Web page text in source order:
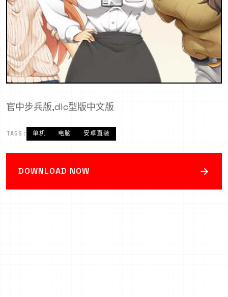
官中步兵版,dlc型版中文版
TAGS: 单机 电脑 安卓直装
DOWNLOAD NOW →